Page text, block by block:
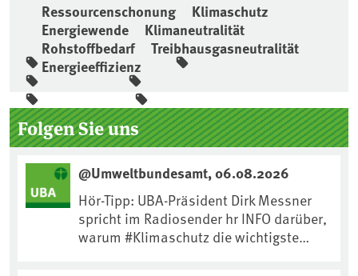
Ressourcenschonung
Klimaschutz
Energiewende
Klimaneutralität
Rohstoffbedarf
Treibhausgasneutralität
Energieeffizienz
Seitenleiste
Folgen Sie uns
@Umweltbundesamt, 06.08.2026
Hör-Tipp: UBA-Präsident Dirk Messner
spricht im Radiosender hr INFO darüber,
warum #Klimaschutz die wichtigste